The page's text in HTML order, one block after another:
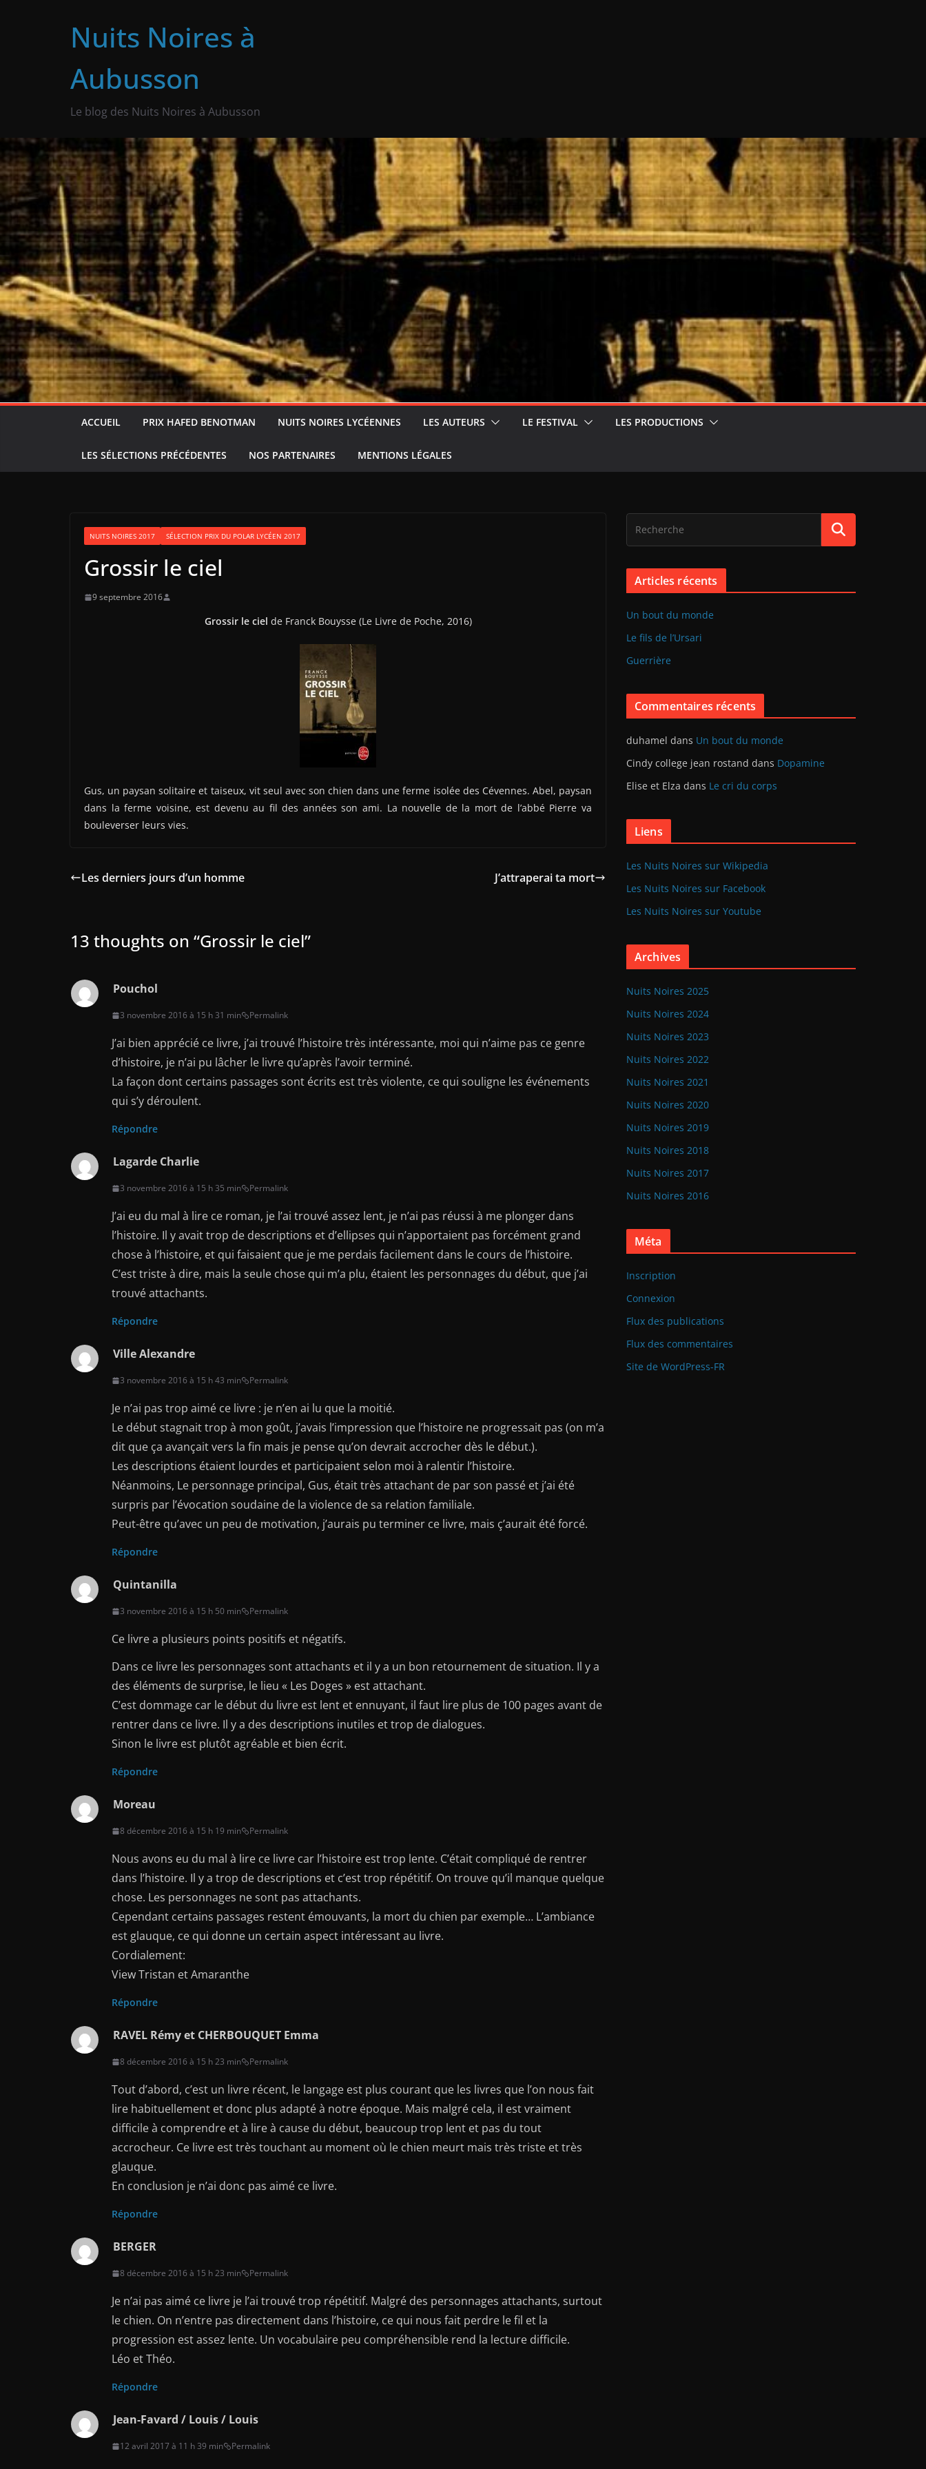
Nuits Noires à
Aubusson
Le blog des Nuits Noires à Aubusson
ACCUEIL PRIX HAFED BENOTMAN NUITS NOIRES LYCÉENNES LES AUTEURS LE FESTIVAL LES PRODUCTIONS
LES SÉLECTIONS PRÉCÉDENTES NOS PARTENAIRES MENTIONS LÉGALES
NUITS NOIRES 2017 SÉLECTION PRIX DU POLAR LYCÉEN 2017
Grossir le ciel
9 septembre 2016
Grossir le ciel de Franck Bouysse (Le Livre de Poche, 2016)
Gus, un paysan solitaire et taiseux, vit seul avec son chien dans une ferme isolée des Cévennes. Abel, paysan
dans la ferme voisine, est devenu au fil des années son ami. La nouvelle de la mort de l’abbé Pierre va
bouleverser leurs vies.
Les derniers jours d’un homme J’attraperai ta mort
13 thoughts on “Grossir le ciel”
Pouchol
3 novembre 2016 à 15 h 31 min Permalink
J’ai bien apprécié ce livre, j’ai trouvé l’histoire très intéressante, moi qui n’aime pas ce genre
d’histoire, je n’ai pu lâcher le livre qu’après l’avoir terminé.
La façon dont certains passages sont écrits est très violente, ce qui souligne les événements
qui s’y déroulent.
Répondre
Lagarde Charlie
3 novembre 2016 à 15 h 35 min Permalink
J’ai eu du mal à lire ce roman, je l’ai trouvé assez lent, je n’ai pas réussi à me plonger dans
l’histoire. Il y avait trop de descriptions et d’ellipses qui n’apportaient pas forcément grand
chose à l’histoire, et qui faisaient que je me perdais facilement dans le cours de l’histoire.
C’est triste à dire, mais la seule chose qui m’a plu, étaient les personnages du début, que j’ai
trouvé attachants.
Répondre
Ville Alexandre
3 novembre 2016 à 15 h 43 min Permalink
Je n’ai pas trop aimé ce livre : je n’en ai lu que la moitié.
Le début stagnait trop à mon goût, j’avais l’impression que l’histoire ne progressait pas (on m’a
dit que ça avançait vers la fin mais je pense qu’on devrait accrocher dès le début.).
Les descriptions étaient lourdes et participaient selon moi à ralentir l’histoire.
Néanmoins, Le personnage principal, Gus, était très attachant de par son passé et j’ai été
surpris par l’évocation soudaine de la violence de sa relation familiale.
Peut-être qu’avec un peu de motivation, j’aurais pu terminer ce livre, mais ç’aurait été forcé.
Répondre
Quintanilla
3 novembre 2016 à 15 h 50 min Permalink
Ce livre a plusieurs points positifs et négatifs.
Dans ce livre les personnages sont attachants et il y a un bon retournement de situation. Il y a
des éléments de surprise, le lieu « Les Doges » est attachant.
C’est dommage car le début du livre est lent et ennuyant, il faut lire plus de 100 pages avant de
rentrer dans ce livre. Il y a des descriptions inutiles et trop de dialogues.
Sinon le livre est plutôt agréable et bien écrit.
Répondre
Moreau
8 décembre 2016 à 15 h 19 min Permalink
Nous avons eu du mal à lire ce livre car l’histoire est trop lente. C’était compliqué de rentrer
dans l’histoire. Il y a trop de descriptions et c’est trop répétitif. On trouve qu’il manque quelque
chose. Les personnages ne sont pas attachants.
Cependant certains passages restent émouvants, la mort du chien par exemple… L’ambiance
est glauque, ce qui donne un certain aspect intéressant au livre.
Cordialement:
View Tristan et Amaranthe
Répondre
RAVEL Rémy et CHERBOUQUET Emma
8 décembre 2016 à 15 h 23 min Permalink
Tout d’abord, c’est un livre récent, le langage est plus courant que les livres que l’on nous fait
lire habituellement et donc plus adapté à notre époque. Mais malgré cela, il est vraiment
difficile à comprendre et à lire à cause du début, beaucoup trop lent et pas du tout
accrocheur. Ce livre est très touchant au moment où le chien meurt mais très triste et très
glauque.
En conclusion je n’ai donc pas aimé ce livre.
Répondre
BERGER
8 décembre 2016 à 15 h 23 min Permalink
Je n’ai pas aimé ce livre je l’ai trouvé trop répétitif. Malgré des personnages attachants, surtout
le chien. On n’entre pas directement dans l’histoire, ce qui nous fait perdre le fil et la
progression est assez lente. Un vocabulaire peu compréhensible rend la lecture difficile.
Léo et Théo.
Répondre
Jean-Favard / Louis / Louis
12 avril 2017 à 11 h 39 min Permalink
Articles récents
Un bout du monde
Le fils de l’Ursari
Guerrière
Commentaires récents
duhamel dans Un bout du monde
Cindy college jean rostand dans Dopamine
Elise et Elza dans Le cri du corps
Liens
Les Nuits Noires sur Wikipedia
Les Nuits Noires sur Facebook
Les Nuits Noires sur Youtube
Archives
Nuits Noires 2025
Nuits Noires 2024
Nuits Noires 2023
Nuits Noires 2022
Nuits Noires 2021
Nuits Noires 2020
Nuits Noires 2019
Nuits Noires 2018
Nuits Noires 2017
Nuits Noires 2016
Méta
Inscription
Connexion
Flux des publications
Flux des commentaires
Site de WordPress-FR